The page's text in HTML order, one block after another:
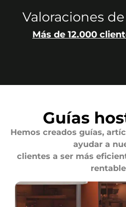
Valoraciones
Más de 12.000
Guías
Hemos creados guías,
ayudar a
clientes a ser más